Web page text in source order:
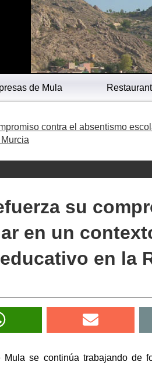
de Mula
contra el absentismo
su
en un
en la
se continúa trabajando de